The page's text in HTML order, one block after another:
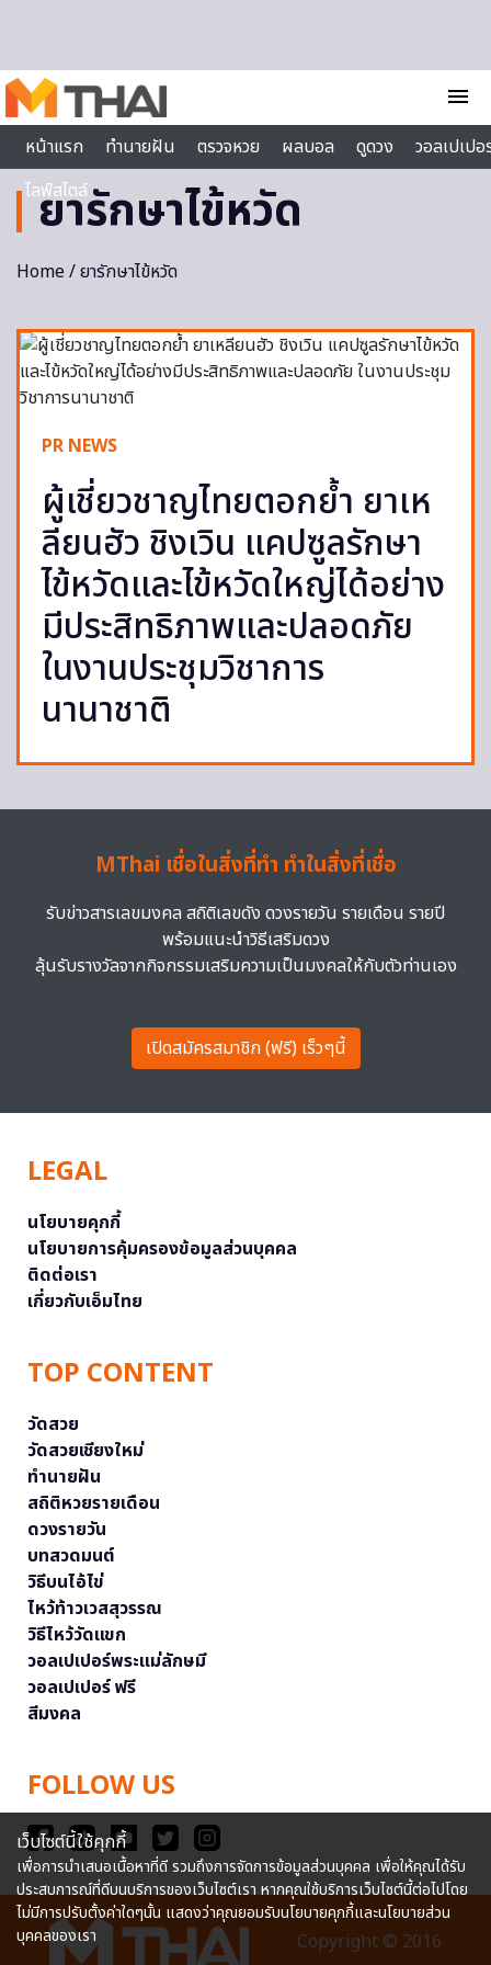
menu
หน้าแรก
ทำนายฝัน ตรวจหวย ผลบอล ดูดวง
วอลเปเป
ไลฟ์สไตล์
ยารักษาไข้หวัด
Home/ ยารักษาไข้หวัด
PR NEWS
ผู้เชี่ยวชาญไทยตอกย้ำ ยาเห
ลียนฮัว ชิงเวิน แคปซูลรักษา
ไข้หวัดและไข้หวัดใหญ่ได้อย่าง
มีประสิทธิภาพและปลอดภัย
ในงานประชุมวิชาการ
นานาชาติ
MThai เชื่อในสิ่งที่ทำ ทำในสิ่งที่เชื่อ
รับข่าวสารเลขมงคล สถิติเลขดัง ดวงรายวัน รายเดือน รายปี
พร้อมแนะนำวิธีเสริมดวง
ลุ้นรับรางวัลจากกิจกรรมเสริมความเป็นมงคลให้กับตัวท่านเอง
เปิดสมัครสมาชิก (ฟรี) เร็วๆนี้
LEGAL
นโยบายคุกกี้
นโยบายการคุ้มครองข้อมูลส่วนบุคคล
ติดต่อเรา
เกี่ยวกับเอ็มไทย
TOP CONTENT
วัดสวย
วัดสวยเชียงใหม่
ทำนายฝัน
สถิติหวยรายเดือน
ดวงรายวัน
บทสวดมนต์
วิธีบนไอ้ไข่
ไหว้ท้าวเวสสุวรรณ
วิธีไหว้วัดแขก
วอลเปเปอร์พระแม่ลักษมี
วอลเปเปอร์ ฟรี
สีมงคล
FOLLOW US
Copyright © 2016
เว็บไซต์นี้ใช้คุกกี้
เพื่อการนำเสนอเนื้อหาที่ดี รวมถึงการจัดการข้อมูลส่วนบุคคล เพื่อให้คุณได้รับ
ประสบการณ์ที่ดีบนบริการของเว็บไซต์เรา หากคุณใช้บริการเว็บไซต์นี้ต่อไปโดย
ไม่มีการปรับตั้งค่าใดๆนั้น แสดงว่าคุณยอมรับนโยบายคุกกี้และนโยบายส่วน
บุคคลของเรา